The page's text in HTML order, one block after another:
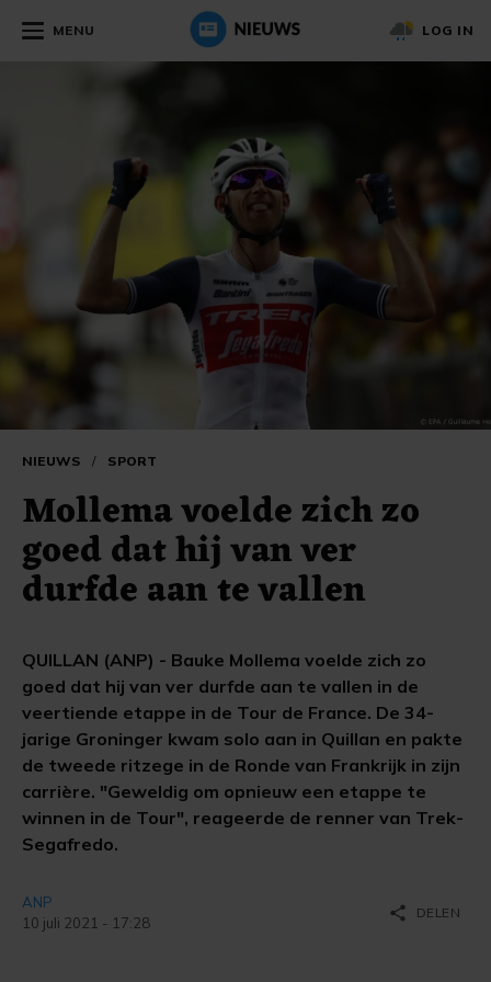
MENU LOG IN
NIEUWS / SPORT
Mollema voelde zich zo
goed dat hij van ver
durfde aan te vallen
QUILLAN (ANP) - Bauke Mollema voelde zich zo
goed dat hij van ver durfde aan te vallen in de
veertiende etappe in de Tour de France. De 34-
jarige Groninger kwam solo aan in Quillan en pakte
de tweede ritzege in de Ronde van Frankrijk in zijn
carrière. "Geweldig om opnieuw een etappe te
winnen in de Tour", reageerde de renner van Trek-
Segafredo.
ANP
10 juli 2021 - 17:28
share DELEN